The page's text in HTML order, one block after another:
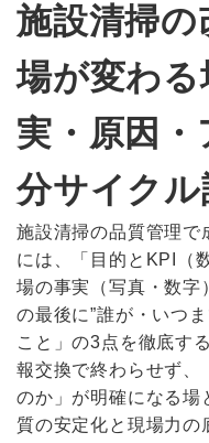
施設清掃
場が変わ
実・原因
分サイクル
施設清掃の品質管理で
には、「目的とKPI（
場の事実（写真・数字
の最後に”誰が・いつ
こと」の3点を徹底す
報交換で終わらせず、
のか」が明確になる場
質の安定化と現場力の